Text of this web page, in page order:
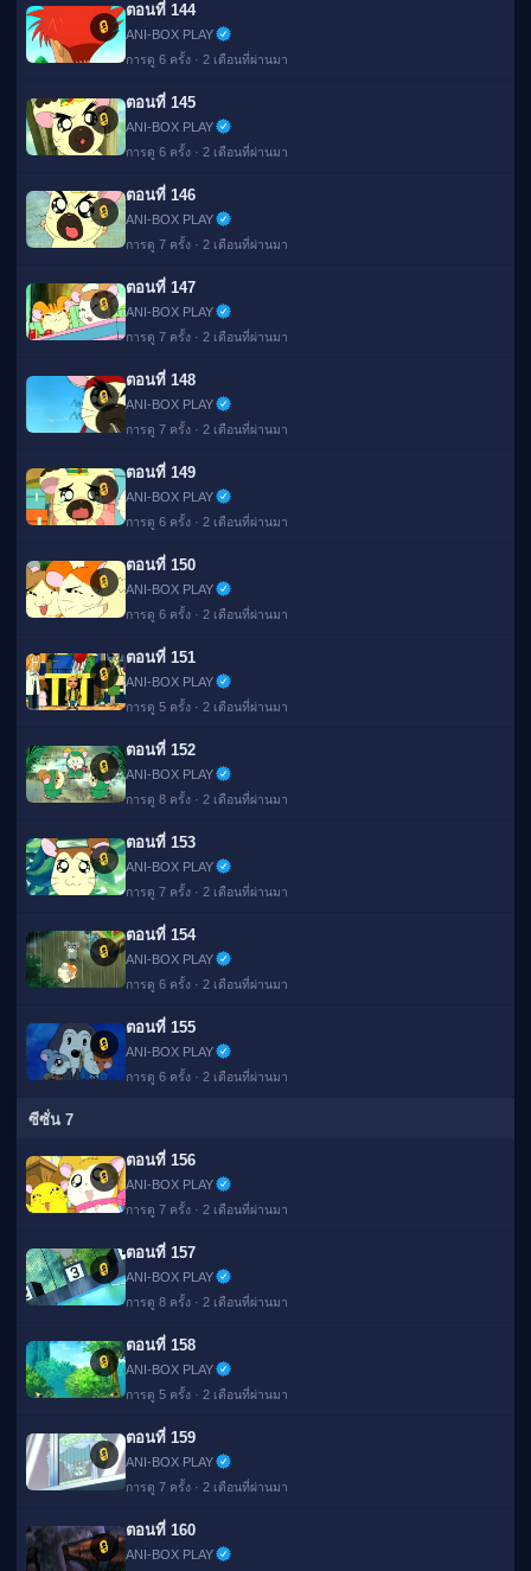
🔒
ตอนที่ 144
ANI-BOX PLAY
การดู 6 ครั้ง · 2 เดือนที่ผ่านมา
🔒
ตอนที่ 145
ANI-BOX PLAY
การดู 6 ครั้ง · 2 เดือนที่ผ่านมา
🔒
ตอนที่ 146
ANI-BOX PLAY
การดู 7 ครั้ง · 2 เดือนที่ผ่านมา
🔒
ตอนที่ 147
ANI-BOX PLAY
การดู 7 ครั้ง · 2 เดือนที่ผ่านมา
🔒
ตอนที่ 148
ANI-BOX PLAY
การดู 7 ครั้ง · 2 เดือนที่ผ่านมา
🔒
ตอนที่ 149
ANI-BOX PLAY
การดู 6 ครั้ง · 2 เดือนที่ผ่านมา
🔒
ตอนที่ 150
ANI-BOX PLAY
การดู 6 ครั้ง · 2 เดือนที่ผ่านมา
🔒
ตอนที่ 151
ANI-BOX PLAY
การดู 5 ครั้ง · 2 เดือนที่ผ่านมา
🔒
ตอนที่ 152
ANI-BOX PLAY
การดู 8 ครั้ง · 2 เดือนที่ผ่านมา
🔒
ตอนที่ 153
ANI-BOX PLAY
การดู 7 ครั้ง · 2 เดือนที่ผ่านมา
🔒
ตอนที่ 154
ANI-BOX PLAY
การดู 6 ครั้ง · 2 เดือนที่ผ่านมา
🔒
ตอนที่ 155
ANI-BOX PLAY
การดู 6 ครั้ง · 2 เดือนที่ผ่านมา
ซีซั่น 7
🔒
ตอนที่ 156
ANI-BOX PLAY
การดู 7 ครั้ง · 2 เดือนที่ผ่านมา
🔒
ตอนที่ 157
ANI-BOX PLAY
การดู 8 ครั้ง · 2 เดือนที่ผ่านมา
🔒
ตอนที่ 158
ANI-BOX PLAY
การดู 5 ครั้ง · 2 เดือนที่ผ่านมา
🔒
ตอนที่ 159
ANI-BOX PLAY
การดู 7 ครั้ง · 2 เดือนที่ผ่านมา
🔒
ตอนที่ 160
ANI-BOX PLAY